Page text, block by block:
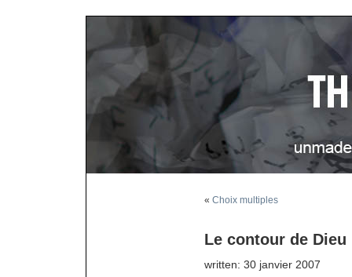
« Choix multiples
Le contour de Dieu
written: 30 janvier 2007